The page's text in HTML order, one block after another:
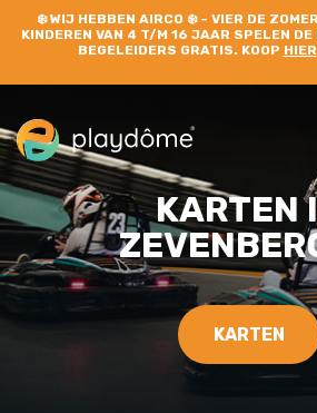
❄️WIJ HEBBEN AIRCO ❄️ – VIER DE
KINDEREN VAN 4 T/M 16 JAAR SPELEN
BEGELEIDERS GRATIS. KOOP HIER
KARTEN
KARTEN